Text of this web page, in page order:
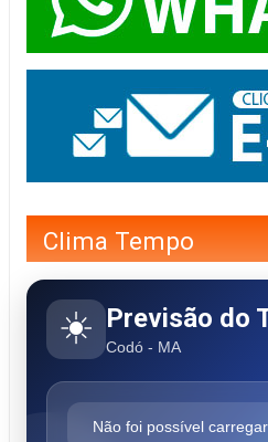
Clima Tempo
☀️ Previsão do
Codó - MA
Não foi possível